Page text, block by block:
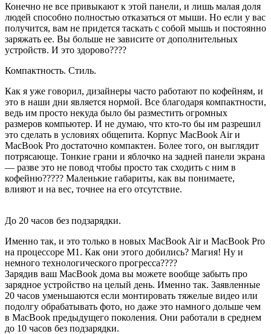
Конечно не все привыкают к этой панели, и лишь малая доля
людей способно полностью отказаться от мыши. Но если у вас
получится, вам не придется таскать с собой мышь и постоянно
заряжать ее. Вы больше не зависите от дополнительных
устройств. И это здорово????
Компактность. Стиль.
Как я уже говорил, дизайнеры часто работают по кофейням, и
это в наши дни является нормой. Все благодаря компактности,
ведь им просто некуда было бы разместить огромных
размеров компьютер. И не думаю, что кто-то бы им разрешил
это сделать в условиях общепита. Корпус MacBook Air и
MacBook Pro достаточно компактен. Более того, он выглядит
потрясающе. Тонкие грани и яблочко на задней панели экрана
— разве это не повод чтобы просто так сходить с ним в
кофейню????? Маленькие габариты, как вы понимаете,
влияют и на вес, точнее на его отсутствие.
До 20 часов без подзарядки.
Именно так, и это только в новых MacBook Air и MacBook Pro
на процессоре M1. Как они этого добились? Магия! Ну и
немного технологического прогресса????
Зарядив ваш MacBook дома вы можете вообще забыть про
зарядное устройство на целый день. Именно так. Заявленные
20 часов уменьшаются если монтировать тяжелые видео или
подолгу обрабатывать фото, но даже это намного дольше чем
в MacBook предыдущего поколения. Они работали в среднем
до 10 часов без подзарядки.